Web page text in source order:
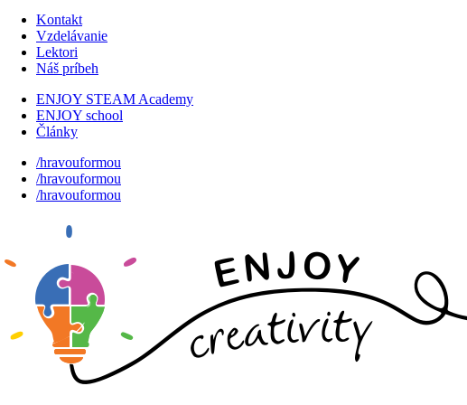
Kontakt
Vzdelávanie
Lektori
Náš príbeh
ENJOY STEAM Academy
ENJOY school
Články
/hravouformou
/hravouformou
/hravouformou